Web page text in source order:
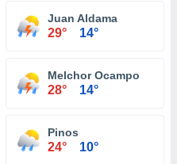
(La Colorada)Juan Aldama
29° 14°
Melchor Ocampo
28° 14°
Pinos
24° 10°